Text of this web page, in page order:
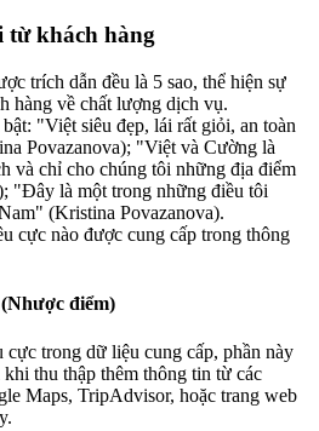
từ khách hàng
trích dẫn đều là 5 sao, thể hiện sự
hàng về chất lượng dịch vụ.
"Việt siêu đẹp, lái rất giỏi, an toàn
Povazanova); "Việt và Cường là
và chỉ cho chúng tôi những địa điểm
"Đây là một trong những điều tôi
(Kristina Povazanova).
cực nào được cung cấp trong thông
điểm)
cực trong dữ liệu cung cấp, phần này
khi thu thập thêm thông tin từ các
Maps, TripAdvisor, hoặc trang web